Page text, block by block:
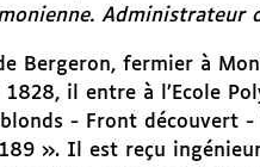
Administrateur
Bergeron, fermier à
il entre à l’Ecole
- Front découvert
». Il est reçu